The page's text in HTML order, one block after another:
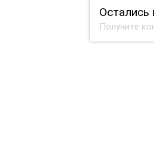
Остались
Получите